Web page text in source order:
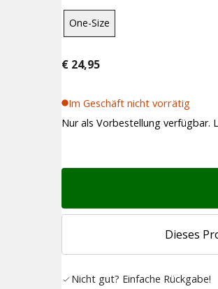
One-Size
€ 24,95
Im Geschäft nicht vorrätig
Nur als Vorbestellung verfügbar.
Dieses
Nicht gut? Einfache Rückgabe!